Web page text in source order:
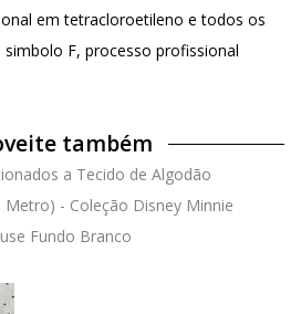
em tetracloroetileno e todos os
F, processo profissional
também
a Tecido de Algodão
Metro) - Coleção Disney Minnie
Fundo Branco